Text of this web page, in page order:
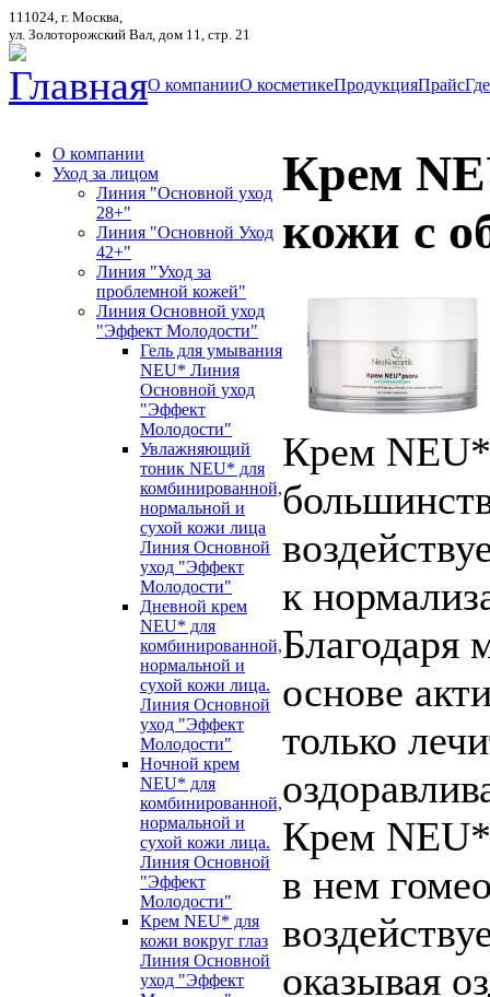
111024, г. Москва,
ул. Золоторожский Вал, дом 11, стр. 21
ГлавнаяО компанииО косметикеПродукцияПрайс
О компании
Уход за лицом
Линия "Основной уход
28+"
Линия "Основной Уход
42+"
Линия "Уход за
проблемной кожей"
Линия Основной уход
"Эффект Молодости"
Гель для умывания
NEU* Линия
Основной уход
"Эффект
Молодости"
Увлажняющий
тоник NEU* для
комбинированной,
нормальной и
сухой кожи лица
Линия Основной
уход "Эффект
Молодости"
Дневной крем
NEU* для
комбинированной,
нормальной и
сухой кожи лица.
Линия Основной
уход "Эффект
Молодости"
Ночной крем
NEU* для
комбинированной,
нормальной и
сухой кожи лица.
Линия Основной
"Эффект
Молодости"
Крем NEU* для
кожи вокруг глаз
Линия Основной
уход "Эффект
Крем
кожи с
Крем NEU*
к
Благодаря
основе
только
Крем NEU*
в нем
оказывая